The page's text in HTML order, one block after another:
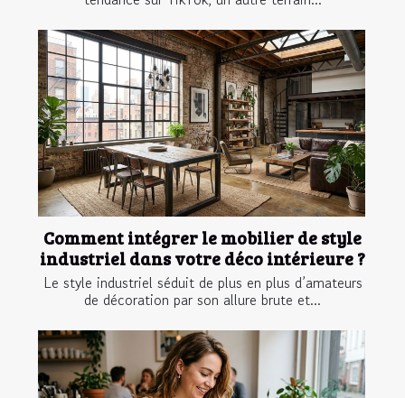
Comment intégrer le mobilier de style
industriel dans votre déco intérieure ?
Le style industriel séduit de plus en plus d’amateurs
de décoration par son allure brute et...